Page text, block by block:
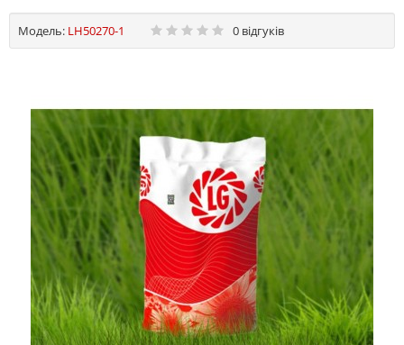
Модель: LH50270-1 0 відгуків